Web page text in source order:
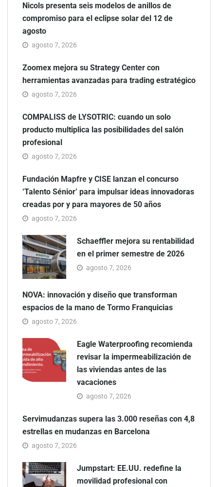
Nicols presenta seis modelos de anillos de
compromiso para el eclipse solar del 12 de
agosto
agosto 7, 2026
Zoomex mejora su Strategy Center con
herramientas avanzadas para trading estratégico
agosto 7, 2026
COMPALISS de LYSOTRIC: cuando un solo
producto multiplica las posibilidades del salón
profesional
agosto 7, 2026
Fundación Mapfre y CISE lanzan el concurso
‘Talento Sénior’ para impulsar ideas innovadoras
creadas por y para mayores de 50 años
agosto 7, 2026
Schaeffler mejora su rentabilidad
en el primer semestre de 2026
agosto 7, 2026
NOVA: innovación y diseño que transforman
espacios de la mano de Tormo Franquicias
agosto 7, 2026
Eagle Waterproofing recomienda
revisar la impermeabilización de
las viviendas antes de las
vacaciones
agosto 7, 2026
Servimudanzas supera las 3.000 reseñas con 4,8
estrellas en mudanzas en Barcelona
agosto 7, 2026
Jumpstart: EE.UU. redefine la
movilidad profesional con